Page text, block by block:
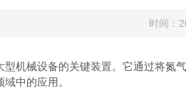
时间：
型机械设备的关键装置。它通过将氮
中的应用。